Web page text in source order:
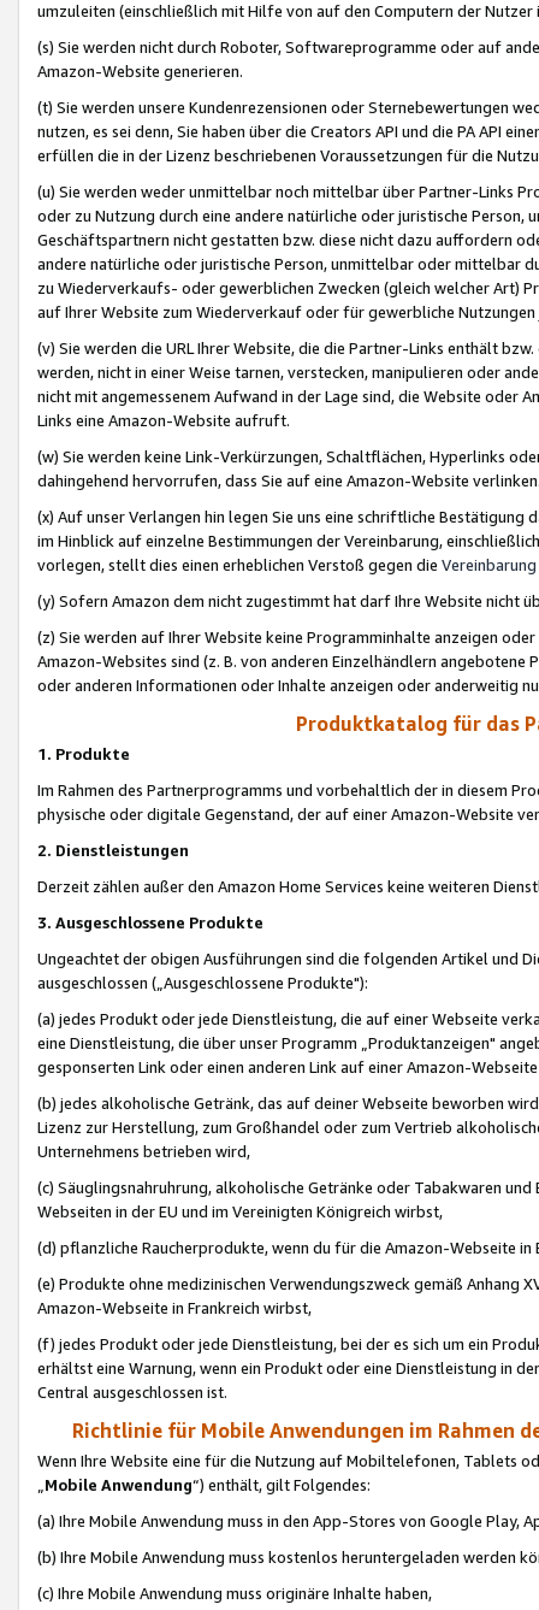
umzuleiten (einschließlich mit Hilfe von auf den Computern der
(s) Sie werden nicht durch Roboter, Softwareprogramme oder auf
Amazon-Website generieren.
(t) Sie werden unsere Kundenrezensionen oder Sternebewertungen
nutzen, es sei denn, Sie haben über die Creators API und die PA API
erfüllen die in der Lizenz beschriebenen Voraussetzungen für die
(u) Sie werden weder unmittelbar noch mittelbar über Partner-Links
oder zu Nutzung durch eine andere natürliche oder juristische
Geschäftspartnern nicht gestatten bzw. diese nicht dazu auffordern
andere natürliche oder juristische Person, unmittelbar oder mittelbar
zu Wiederverkaufs- oder gewerblichen Zwecken (gleich welcher Art)
auf Ihrer Website zum Wiederverkauf oder für gewerbliche
(v) Sie werden die URL Ihrer Website, die die Partner-Links enthält
werden, nicht in einer Weise tarnen, verstecken, manipulieren oder
nicht mit angemessenem Aufwand in der Lage sind, die Website oder
Links eine Amazon-Website aufruft.
(w) Sie werden keine Link-Verkürzungen, Schaltflächen, Hyperlinks
dahingehend hervorrufen, dass Sie auf eine Amazon-Website
(x) Auf unser Verlangen hin legen Sie uns eine schriftliche
im Hinblick auf einzelne Bestimmungen der Vereinbarung,
vorlegen, stellt dies einen erheblichen Verstoß gegen die Vereinbarung
(y) Sofern Amazon dem nicht zugestimmt hat darf Ihre Website nicht
(z) Sie werden auf Ihrer Website keine Programminhalte anzeigen
Amazon-Websites sind (z. B. von anderen Einzelhändlern
oder anderen Informationen oder Inhalte anzeigen oder anderweitig
Produktkatalog für das
1. Produkte
Im Rahmen des Partnerprogramms und vorbehaltlich der in diesem
physische oder digitale Gegenstand, der auf einer Amazon-Website
2. Dienstleistungen
Derzeit zählen außer den Amazon Home Services keine weiteren
3. Ausgeschlossene Produkte
Ungeachtet der obigen Ausführungen sind die folgenden Artikel und
ausgeschlossen („Ausgeschlossene Produkte"):
(a) jedes Produkt oder jede Dienstleistung, die auf einer Webseite
eine Dienstleistung, die über unser Programm „Produktanzeigen"
gesponserten Link oder einen anderen Link auf einer Amazon-
(b) jedes alkoholische Getränk, das auf deiner Webseite beworben
Lizenz zur Herstellung, zum Großhandel oder zum Vertrieb
Unternehmens betrieben wird,
(c) Säuglingsnahruhrung, alkoholische Getränke oder Tabakwaren
Webseiten in der EU und im Vereinigten Königreich wirbst,
(d) pflanzliche Raucherprodukte, wenn du für die Amazon-Webseite in
(e) Produkte ohne medizinischen Verwendungszweck gemäß Anhang
Amazon-Webseite in Frankreich wirbst,
(f) jedes Produkt oder jede Dienstleistung, bei der es sich um ein
erhältst eine Warnung, wenn ein Produkt oder eine Dienstleistung in
Central ausgeschlossen ist.
Richtlinie für Mobile Anwendungen im Rahmen
Wenn Ihre Website eine für die Nutzung auf Mobiltelefonen, Tablets
„Mobile Anwendung“) enthält, gilt Folgendes:
(a) Ihre Mobile Anwendung muss in den App-Stores von Google Play,
(b) Ihre Mobile Anwendung muss kostenlos heruntergeladen werden
(c) Ihre Mobile Anwendung muss originäre Inhalte haben,